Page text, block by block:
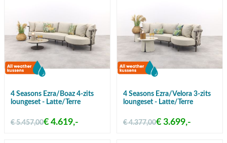
4 Seasons Ezra/Boaz 4-zits
loungeset - Latte/Terre
€ 5.457,00€ 4.619,-
4 Seasons Ezra/Velora 3-zits
loungeset - Latte/Terre
€ 4.377,00€ 3.699,-